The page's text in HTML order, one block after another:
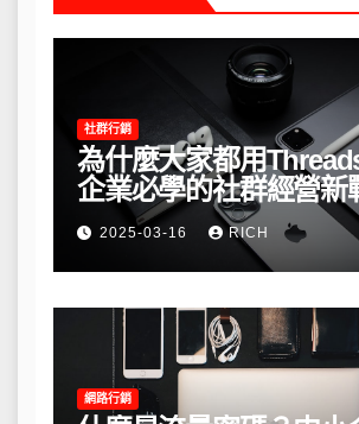
社群行銷
為什麼大家都用
企業必學的社群經營新
2025-03-16 RICH
網路行銷